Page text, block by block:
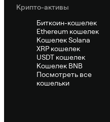
Крипто-активы
Биткоин-кошелек
Ethereum кошелек
Кошелек Solana
XRP кошелек
USDT кошелек
Кошелек BNB
Посмотреть все
кошельки